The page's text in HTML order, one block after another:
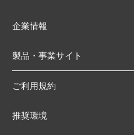
企業情報
製品・事業サイト
ご利用規約
推奨環境